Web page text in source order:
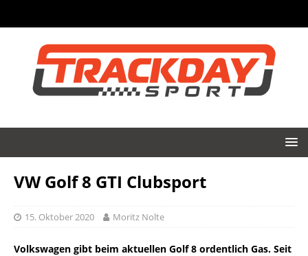
VW Golf 8 GTI Clubsport
15. Oktober 2020 Moritz Nolte
Volkswagen gibt beim aktuellen Golf 8 ordentlich Gas. Seit